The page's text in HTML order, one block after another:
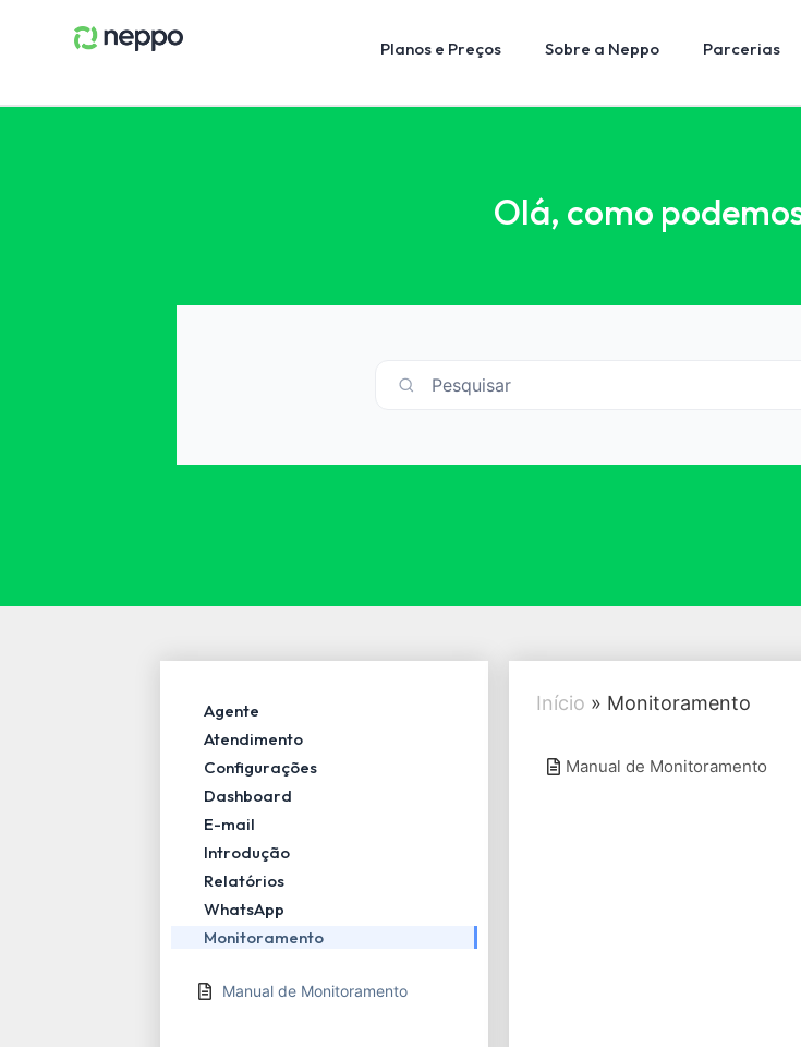
Planos e Preços Sobre a Neppo Parcerias
Olá, como
Pesquisar
Agente
Atendimento
Configurações
Dashboard
E-mail
Introdução
Relatórios
WhatsApp
Monitoramento
Manual de Monitoramento
Início » Monitoramento
Manual de Monitoramento